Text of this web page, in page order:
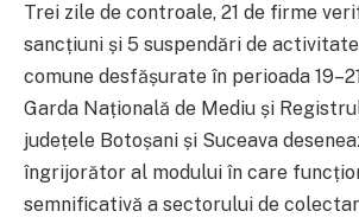
Trei zile de controale, 21 de firme
sancțiuni și 5 suspendări de
comune desfășurate în perioada
Garda Națională de Mediu și
județele Botoșani și Suceava
îngrijorător al modului în care
semnificativă a sectorului de